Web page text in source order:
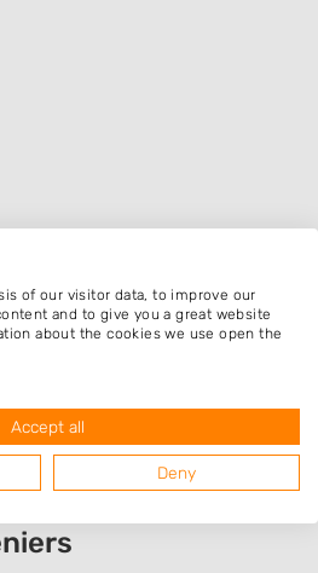
of our visitor data, to improve our
and to give you a great website
about the cookies we use open the
Accept all
Deny